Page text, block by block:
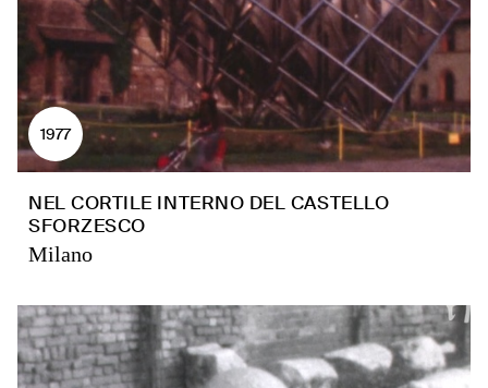
1977
NEL CORTILE INTERNO DEL CASTELLO
SFORZESCO
Milano